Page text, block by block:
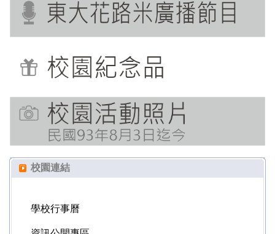
校園連結
學校行事曆